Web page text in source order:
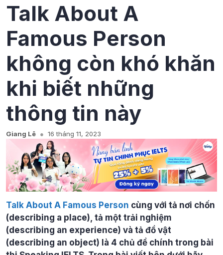
Talk About A
Famous Person
không còn khó khăn
khi biết những
thông tin này
Giang Lê 16 tháng 11, 2023
Talk About A Famous Person cùng với tả nơi chốn
(describing a place), tả một trải nghiệm
(describing an experience) và tả đồ vật
(describing an object) là 4 chủ đề chính trong bài